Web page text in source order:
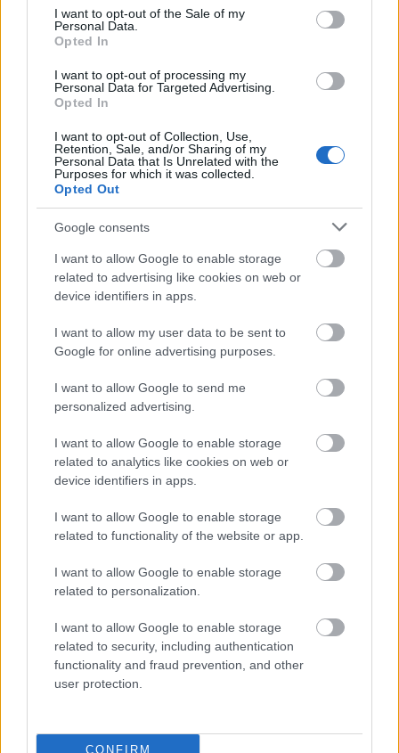
consent section.
I want to opt-out of the Sale of my
Personal Data.
Opted In
I want to opt-out of processing my
Personal Data for Targeted Advertising.
Opted In
I want to opt-out of Collection, Use,
Retention, Sale, and/or Sharing of my
Personal Data that Is Unrelated with the
Purposes for which it was collected.
Opted Out
Google consents
I want to allow Google to enable storage
related to advertising like cookies on web or
device identifiers in apps.
I want to allow my user data to be sent to
Google for online advertising purposes.
I want to allow Google to send me
personalized advertising.
I want to allow Google to enable storage
related to analytics like cookies on web or
device identifiers in apps.
I want to allow Google to enable storage
related to functionality of the website or app.
I want to allow Google to enable storage
related to personalization.
I want to allow Google to enable storage
related to security, including authentication
functionality and fraud prevention, and other
user protection.
CONFIRM
alkalommal biztosan szokatlan, mindenképp nagyon
hasznos, érdemes kipróbálni.
A kommentelők egy része azt javasolja, inkább ne
vásároljunk magunknak három új párnát, hanem
párnát , ami hosszúkás, henger alakú, tökéletes
támaszt nyújt a fejnek, a vállaknak és a térdnek.
Nemcsak a kisbabát váróknak lehet nagy segítség,
ha az oldalunkon szeretünk aludni, mindenképp
hasznos lehet, ha fájdalmak nélkül szeretnénk